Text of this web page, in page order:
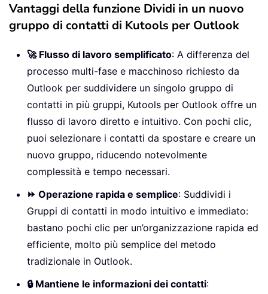
Vantaggi della funzione Dividi in un nuovo
gruppo di contatti di Kutools per Outlook
🚀 Flusso di lavoro semplificato: A differenza del
processo multi-fase e macchinoso richiesto da
Outlook per suddividere un singolo gruppo di
contatti in più gruppi, Kutools per Outlook offre un
flusso di lavoro diretto e intuitivo. Con pochi clic,
puoi selezionare i contatti da spostare e creare un
nuovo gruppo, riducendo notevolmente
complessità e tempo necessari.
⏩ Operazione rapida e semplice: Suddividi i
Gruppi di contatti in modo intuitivo e immediato:
bastano pochi clic per un’organizzazione rapida ed
efficiente, molto più semplice del metodo
tradizionale in Outlook.
🔒 Mantiene le informazioni dei contatti: